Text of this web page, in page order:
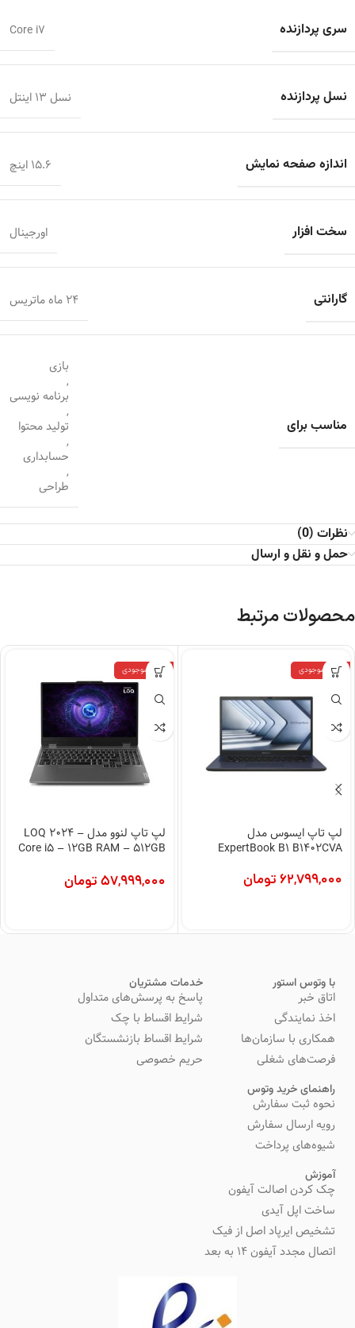
سری پردازنده Core i7
نسل پردازنده نسل 13 اینتل
اندازه صفحه نمایش 15.6 اینچ
سخت افزار اورجینال
گارانتی 24 ماه ماتریس
مناسب برای
بازی
,
برنامه نویسی
,
تولید محتوا
,
حسابداری
,
طراحی
نظرات (0)
حمل و نقل و ارسال
محصولات مرتبط
اتمام موجودی
لپ تاپ ایسوس مدل
ExpertBook B1 B1402CVA
62,799,000تومان
اتمام موجودی
لپ تاپ لنوو مدل LOQ 2024 –
Core i5 – 12GB RAM – 512GB
57,999,000تومان
با وتوس استور
اتاق خبر
اخذ نمایندگی
همکاری با سازمان‌ها
فرصت‌های شغلی
خدمات مشتریان
پاسخ به پرسش‌های متداول
شرایط اقساط با چک
شرایط اقساط بازنشستگان
حریم خصوصی
راهنمای خرید وتوس
نحوه ثبت سفارش
رویه ارسال سفارش
شیوه‌های پرداخت
آموزش
چک کردن اصالت آیفون
ساخت اپل آیدی
تشخیص ایرپاد اصل از فیک
اتصال مجدد آیفون 14 به بعد